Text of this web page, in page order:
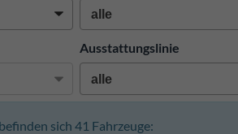
Ausstattungslinie
sich41 Fahrzeuge: